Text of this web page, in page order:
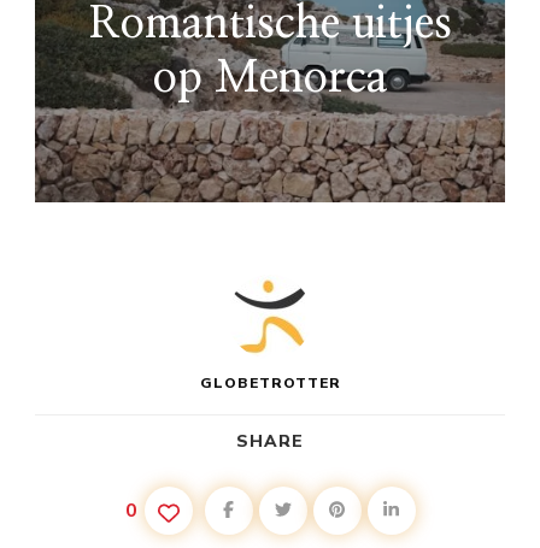
Romantische uitjes
op Menorca
GLOBETROTTER
SHARE
0